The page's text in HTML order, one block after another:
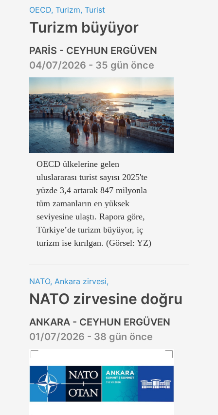
OECD, Turizm, Turist
Turizm büyüyor
PARİS - CEYHUN ERGÜVEN
04/07/2026 - 35 gün önce
OECD ülkelerine gelen
uluslararası turist sayısı 2025'te
yüzde 3,4 artarak 847 milyonla
tüm zamanların en yüksek
seviyesine ulaştı. Rapora göre,
Türkiye’de turizm büyüyor, iç
turizm ise kırılgan. (Görsel: YZ)
NATO, Ankara zirvesi,
NATO zirvesine doğru
ANKARA - CEYHUN ERGÜVEN
01/07/2026 - 38 gün önce